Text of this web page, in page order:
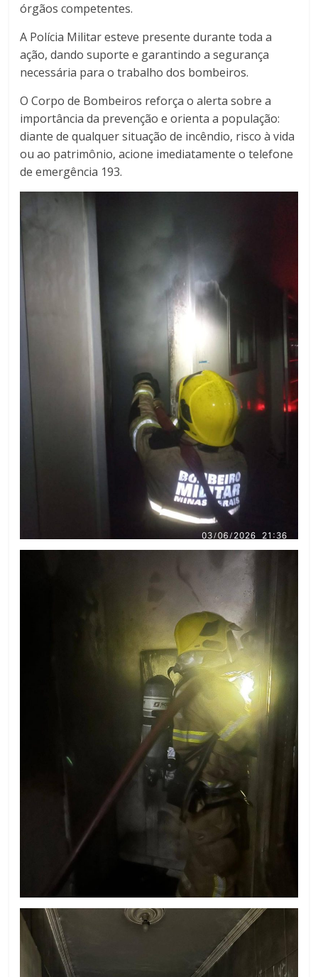
órgãos competentes.
A Polícia Militar esteve presente durante toda a
ação, dando suporte e garantindo a segurança
necessária para o trabalho dos bombeiros.
O Corpo de Bombeiros reforça o alerta sobre a
importância da prevenção e orienta a população:
diante de qualquer situação de incêndio, risco à vida
ou ao patrimônio, acione imediatamente o telefone
de emergência 193.